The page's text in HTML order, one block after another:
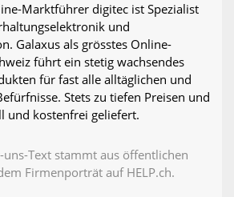
Marktführer digitec ist Spezialist
und
Galaxus als grösstes Online-
führt ein stetig wachsendes
für fast alle alltäglichen und
Stets zu tiefen Preisen und
und kostenfrei geliefert.
Text stammt aus öffentlichen
Firmenporträt auf HELP.ch.